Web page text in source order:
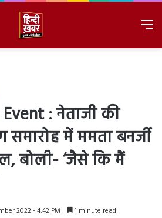
: नेताजी की
समारोह में ममता बनर्जी
बोली- ‘जैसे कि मैं
2022 - 4:42 PM 1 minute read